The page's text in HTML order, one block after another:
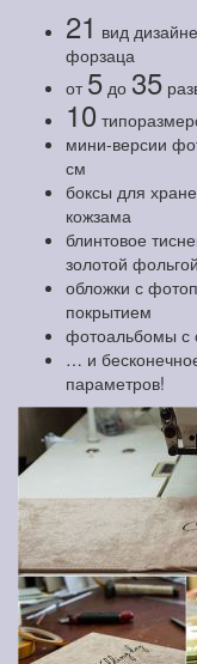
21 вид
форзаца
от 5 до 35
10
мини-версии
см
боксы для
кожзама
блинтовое
золотой фольгой
обложки с
покрытием
фотоальбомы с
… и
параметров!